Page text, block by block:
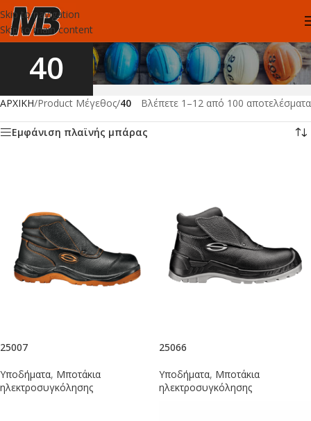
Skip to navigation
Skip to main content
40
ΑΡΧΙΚΗ/Product Μέγεθος/40 Βλέπετε 1–12 από 100 αποτελέσματα
Εμφάνιση πλαϊνής μπάρας
25007
Υποδήματα, Μποτάκια
ηλεκτροσυγκόλησης
25066
Υποδήματα, Μποτάκια
ηλεκτροσυγκόλησης